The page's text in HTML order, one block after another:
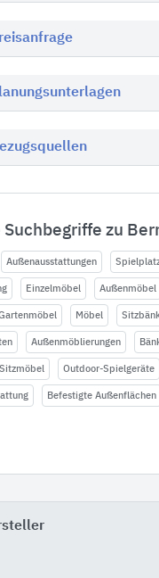
Suchbegriffe zu
Außenausstattungen
Einzelmöbel Außenmöbel
Möbel
Außenmöblierungen
Sitzmöbel Outdoor-Spielgeräte
Befestigte Außenflächen